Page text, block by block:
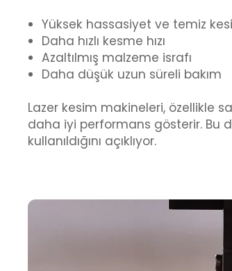
Yüksek hassasiyet ve temiz
Daha hızlı kesme hızı
Azaltılmış malzeme israfı
Daha düşük uzun süreli bakım
Lazer kesim makineleri, özellikle
daha iyi performans gösterir. Bu
kullanıldığını açıklıyor.